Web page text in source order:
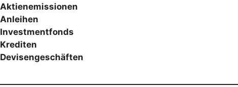
Aktienemissionen
Anleihen
Investmentfonds
Krediten
Devisengeschäften